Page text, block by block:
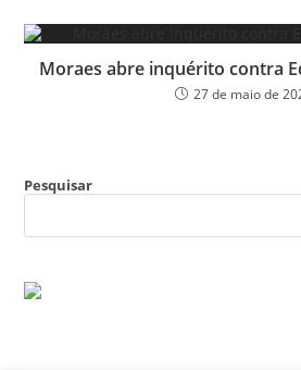
Moraes abre inquérito contra
27 de maio de
Pesquisar